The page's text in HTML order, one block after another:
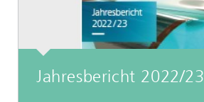
Jahresbericht 2022/23